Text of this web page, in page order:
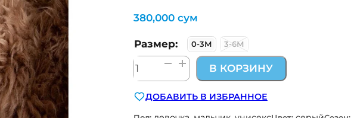
380,000 сум
Размер: 0-3М 3-6М
Количество
товара
гном
цв.
В КОРЗИНУ
ДОБАВИТЬ В ИЗБРАННОЕ